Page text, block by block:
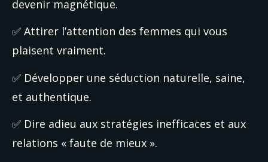
devenir magnétique.
✅ Attirer l’attention des femmes qui vous
plaisent vraiment.
✅ Développer une séduction naturelle, saine,
et authentique.
✅ Dire adieu aux stratégies inefficaces et aux
relations « faute de mieux ».